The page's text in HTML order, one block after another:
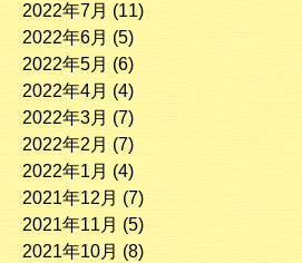
2022年7月 (11)
2022年6月 (5)
2022年5月 (6)
2022年4月 (4)
2022年3月 (7)
2022年2月 (7)
2022年1月 (4)
2021年12月 (7)
2021年11月 (5)
2021年10月 (8)